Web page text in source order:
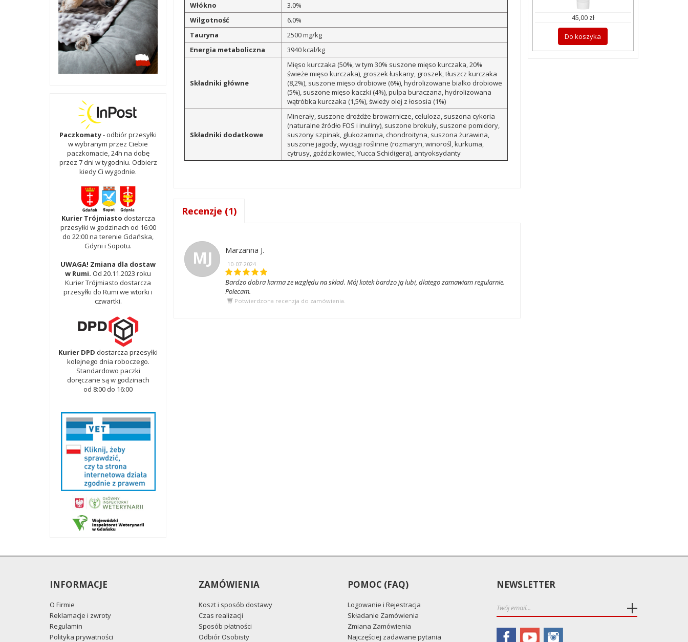
Włókno
3.0%
Wilgotność
6.0%
Tauryna
2500 mg/kg
Energia metaboliczna
3940 kcal/kg
Składniki główne
Mięso kurczaka (50%, w tym 30% suszone mięso kurczaka, 20%
świeże mięso kurczaka), groszek łuskany, groszek, tłuszcz kurczaka
(8,2%), suszone mięso drobiowe (6%), hydrolizowane białko drobiowe
(5%), suszone mięso kaczki (4%), pulpa buraczana, hydrolizowana
wątróbka kurczaka (1,5%), świeży olej z łososia (1%)
Składniki dodatkowe
Minerały, suszone drożdże browarnicze, celuloza, suszona cykoria
(naturalne źródło FOS i inuliny), suszone brokuły, suszone pomidory,
suszony szpinak, glukozamina, chondroityna, suszona żurawina,
suszone jagody, wyciągi roślinne (rozmaryn, winorośl, kurkuma,
cytrusy, goździkowiec, Yucca Schidigera), antyoksydanty
Recenzje (1)
MJ Marzanna J.
10-07-2024
Bardzo dobra karma ze względu na skład. Mój kotek bardzo ją lubi, dlatego zamawiam regularnie.
Polecam.
Potwierdzona recenzja do zamówienia.
45,00 zł
Do koszyka
Paczkomaty- odbiór przesyłki
w wybranym przez Ciebie
paczkomacie, 24h na dobę
przez 7 dni w tygodniu. Odbierz
kiedy Ci wygodnie.
Kurier Trójmiasto dostarcza
przesyłki w godzinach od 16:00
do 22:00 na terenie Gdańska,
Gdyni i Sopotu.
UWAGA! Zmiana dla dostaw
w Rumi. Od 20.11.2023 roku
Kurier Trójmiasto dostarcza
przesyłki do Rumi we wtorki i
czwartki.
Kurier DPD dostarcza przesyłki
kolejnego dnia roboczego.
Standardowo paczki
doręczane są w godzinach
od 8:00 do 16:00
INFORMACJE
O Firmie
Reklamacje i zwroty
Regulamin
Polityka prywatności
ZAMÓWIENIA
Koszt i sposób dostawy
Czas realizacji
Sposób płatności
Odbiór Osobisty
POMOC (FAQ)
Logowanie i Rejestracja
Składanie Zamówienia
Zmiana Zamówienia
Najczęściej zadawane pytania
NEWSLETTER